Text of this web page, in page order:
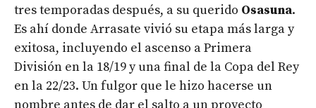
tres temporadas después, a su querido Osasuna.
Es ahí donde Arrasate vivió su etapa más larga y
exitosa, incluyendo el ascenso a Primera
División en la 18/19 y una final de la Copa del Rey
en la 22/23. Un fulgor que le hizo hacerse un
nombre antes de dar el salto a un proyecto